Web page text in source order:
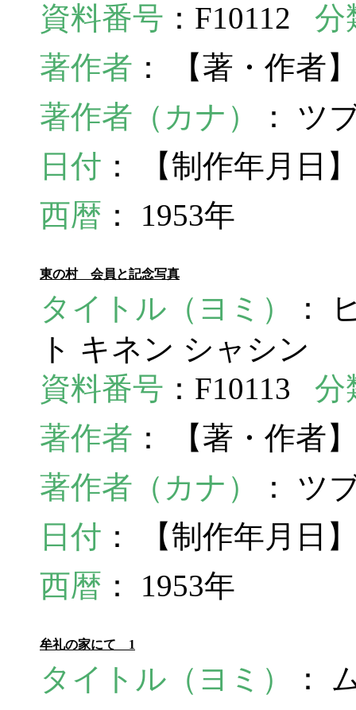
資料番号 ：F10112 分
著作者 ： 【著・作者
著作者（カナ）
： ツ
日付 ： 【制作年月日
西暦 ： 1953年
東の村 会員と記念写真
タイトル（ヨミ）
：
ト キネン シャシン
資料番号 ：F10113 分
著作者 ： 【著・作者
著作者（カナ）
： ツ
日付 ： 【制作年月日
西暦 ： 1953年
牟礼の家にて 1
タイトル（ヨミ）
：